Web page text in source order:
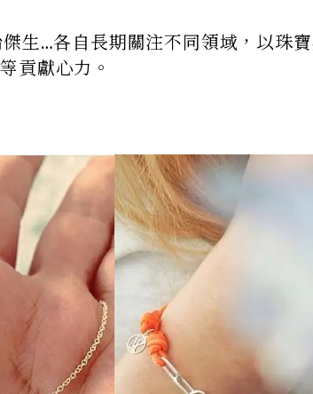
…各自長期關注不同領域，以珠
貢獻心力。